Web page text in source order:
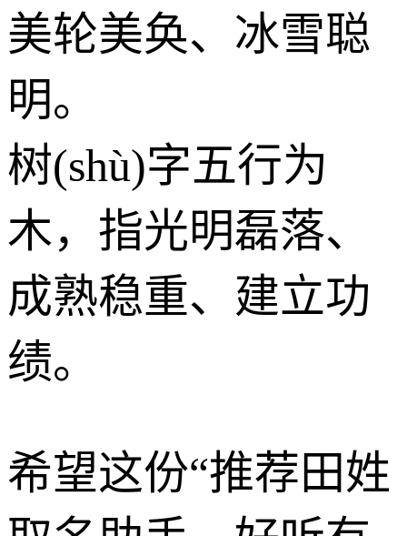
美轮美奂、冰雪聪
明。
树(shù)字五行为
木，指光明磊落、
成熟稳重、建立功
绩。
希望这份“推荐田姓